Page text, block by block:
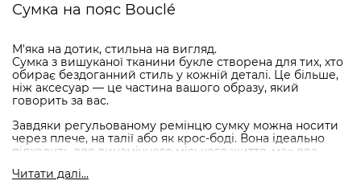
Сумка на пояс Bouclé
М'яка на дотик, стильна на вигляд.
Сумка з вишуканої тканини букле створена для тих, хто
обирає бездоганний стиль у кожній деталі. Це більше,
ніж аксесуар — це частина вашого образу, який
говорить за вас.
Завдяки регульованому ремінцю сумку можна носити
через плече, на талії або як крос-боді. Вона ідеально
підходить для динамічного міського життя, має два
тримати все найважливіше під рукою. Дизайн з
Читати далi...